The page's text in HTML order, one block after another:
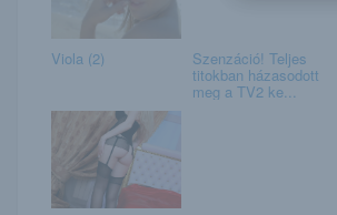
Viola (2) Szenzáció! Teljes
titokban házasodott
meg a TV2 ke...